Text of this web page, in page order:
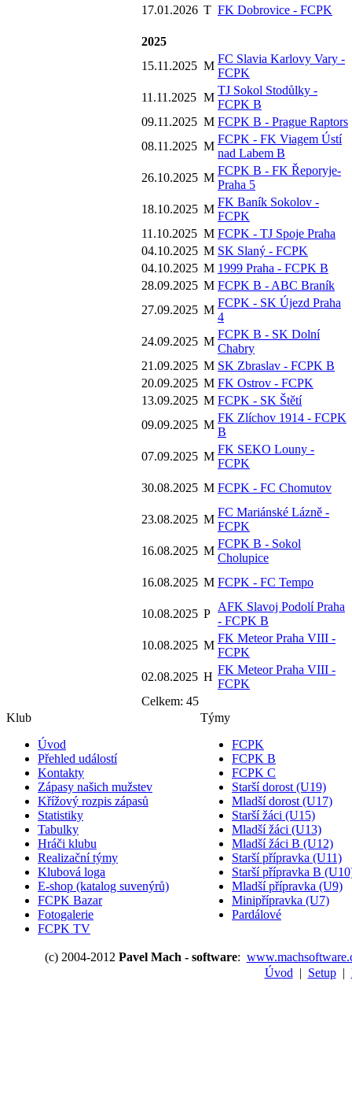
17.01.2026 T FK Dobrovice - FCPK
2025
15.11.2025 M
FC Slavia Karlovy Vary -
FCPK
11.11.2025 M
TJ Sokol Stodůlky -
FCPK B
09.11.2025 M FCPK B - Prague Raptors
08.11.2025 M
FCPK - FK Viagem Ústí
nad Labem B
26.10.2025 M
FCPK B - FK Řeporyje-
Praha 5
18.10.2025 M
FK Baník Sokolov -
FCPK
11.10.2025 M FCPK - TJ Spoje Praha
04.10.2025 M SK Slaný - FCPK
04.10.2025 M 1999 Praha - FCPK B
28.09.2025 M FCPK B - ABC Braník
27.09.2025 M
FCPK - SK Újezd Praha
4
24.09.2025 M
FCPK B - SK Dolní
Chabry
21.09.2025 M SK Zbraslav - FCPK B
20.09.2025 M FK Ostrov - FCPK
13.09.2025 M FCPK - SK Štětí
09.09.2025 M
FK Zlíchov 1914 - FCPK
B
07.09.2025 M
FK SEKO Louny -
FCPK
30.08.2025 M FCPK - FC Chomutov
23.08.2025 M
FC Mariánské Lázně -
FCPK
16.08.2025 M
FCPK B - Sokol
Cholupice
16.08.2025 M FCPK - FC Tempo
10.08.2025 P
AFK Slavoj Podolí Praha
- FCPK B
10.08.2025 M
FK Meteor Praha VIII -
FCPK
02.08.2025 H
FK Meteor Praha VIII -
FCPK
Celkem: 45
Klub
Úvod
Přehled událostí
Kontakty
Zápasy našich mužstev
Křížový rozpis zápasů
Statistiky
Tabulky
Hráči klubu
Realizační týmy
Klubová loga
E-shop (katalog suvenýrů)
FCPK Bazar
Fotogalerie
FCPK TV
Týmy
FCPK
FCPK B
FCPK C
Starší dorost (U19)
Mladší dorost (U17)
Starší žáci (U15)
Mladší žáci (U13)
Mladší žáci B (U12)
Starší přípravka (U11)
Starší přípravka B
Mladší přípravka (U9)
Minipřípravka (U7)
Pardálové
(c) 2004-2012 Pavel Mach - software:
Úvod | Setup|